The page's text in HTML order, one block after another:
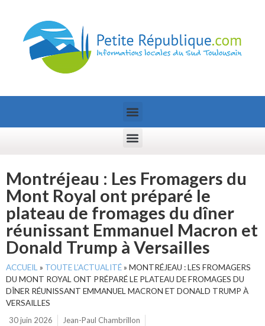
Montréjeau : Les Fromagers du
Mont Royal ont préparé le
plateau de fromages du dîner
réunissant Emmanuel Macron et
Donald Trump à Versailles
ACCUEIL » TOUTE L’ACTUALITÉ» MONTRÉJEAU : LES FROMAGERS
DU MONT ROYAL ONT PRÉPARÉ LE PLATEAU DE FROMAGES DU
DÎNER RÉUNISSANT EMMANUEL MACRON ET DONALD TRUMP À
VERSAILLES
30 juin 2026
Jean-Paul Chambrillon